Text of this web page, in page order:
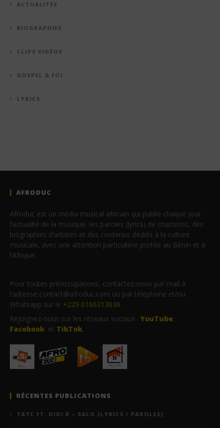
ACTUALITÉS
BIOGRAPHIES
CLIPS VIDÉOS
GOSPEL & FOI
LYRICS
AFRODUC
Afroduc est un média musical africain qui publie chaque jour
l’actualité de la musique, les paroles (lyrics) de chansons, des
biographies d’artistes et des contenus dédiés à la culture
musicale, avec une attention particulière portée au Bénin et à
l’Afrique.
Pour toutes préoccupations, contactez-nous par mail à
l’adresse contact@afroduc.com ou par téléphone et/ou
Whatsapp sur le +229 0166313636.
Rejoignez-nous sur les réseaux sociaux : YouTube,
Facebook et TikTok.
RÉCENTES PUBLICATIONS
TAYC FT. DIDI B – SALO (LYRICS / PAROLES)